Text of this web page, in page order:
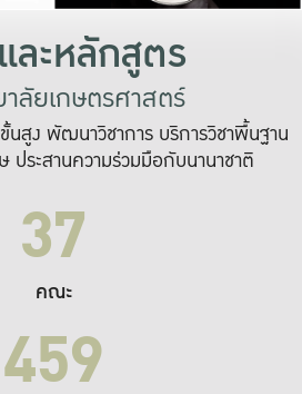
ะหลักสูตร
ลัยเกษตรศาสตร์
สูง พัฒนาวิชาการ บริการวิชาพื้นฐาน
ประสานความร่วมมือกับนานาชาติ
37
คณะ
459